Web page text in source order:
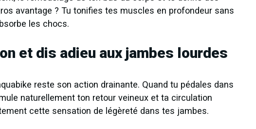
avantage ? Tu tonifies tes muscles en profondeur sans
les chocs.
et dis adieu aux jambes lourdes
reste son action drainante. Quand tu pédales dans
naturellement ton retour veineux et ta circulation
cette sensation de légèreté dans tes jambes.